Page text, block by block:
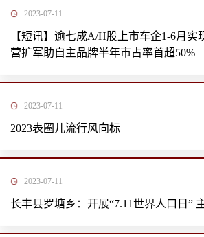
2023-07-11
【短讯】逾七成A/H股上市车企1-6月实
营扩军助自主品牌半年市占率首超50%
2023-07-11
2023表圈儿流行风向标
2023-07-11
长丰